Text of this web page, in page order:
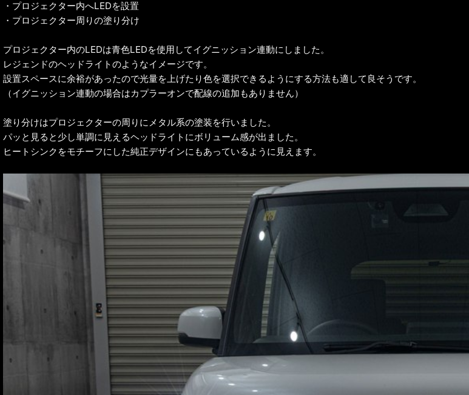
・プロジェクター内へLEDを設置
・プロジェクター周りの塗り分け
プロジェクター内のLEDは青色LEDを使用してイグニッション連動にしました。
レジェンドのヘッドライトのようなイメージです。
設置スペースに余裕があったので光量を上げたり色を選択できるようにする方法も適して良そうです。
（イグニッション連動の場合はカプラーオンで配線の追加もありません）
塗り分けはプロジェクターの周りにメタル系の塗装を行いました。
パッと見ると少し単調に見えるヘッドライトにボリューム感が出ました。
ヒートシンクをモチーフにした純正デザインにもあっているように見えます。